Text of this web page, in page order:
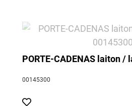
PORTE-CADENAS laiton /
00145300